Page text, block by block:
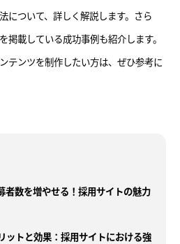
について、詳しく解説します。さら
掲載している成功事例も紹介します。
テンツを制作したい方は、ぜひ参考に
者数を増やせる！採用サイトの魅力
ットと効果：採用サイトにおける強